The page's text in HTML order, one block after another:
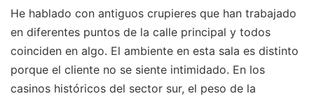
He hablado con antiguos crupieres que han trabajado
en diferentes puntos de la calle principal y todos
coinciden en algo. El ambiente en esta sala es distinto
porque el cliente no se siente intimidado. En los
casinos históricos del sector sur, el peso de la